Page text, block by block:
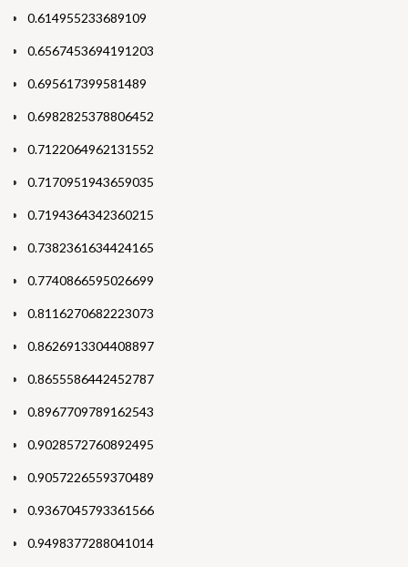
0.614955233689109
0.6567453694191203
0.695617399581489
0.6982825378806452
0.7122064962131552
0.7170951943659035
0.7194364342360215
0.7382361634424165
0.7740866595026699
0.8116270682223073
0.8626913304408897
0.8655586442452787
0.8967709789162543
0.9028572760892495
0.9057226559370489
0.9367045793361566
0.9498377288041014